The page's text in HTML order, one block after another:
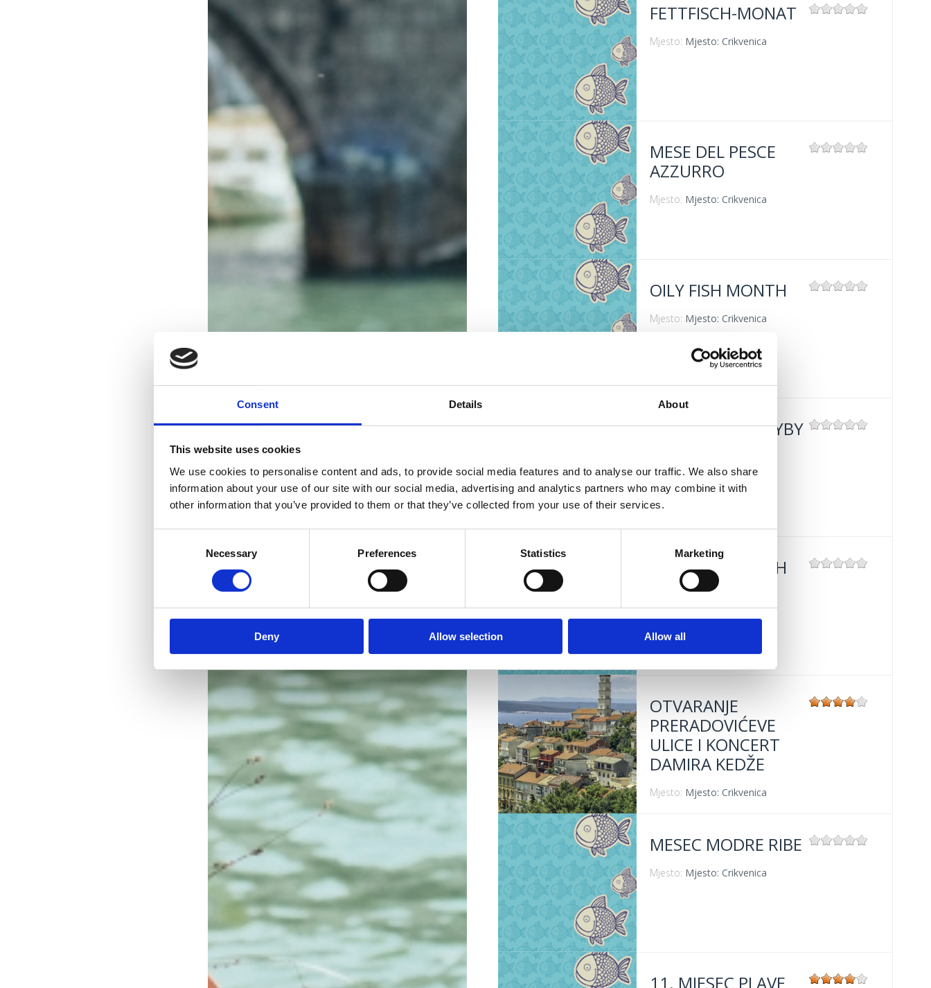
Consent Details About
This website uses cookies
We use cookies to personalise content and ads, to provide social media features and to analyse our traffic. We also share
information about your use of our site with our social media, advertising and analytics partners who may combine it with
other information that you’ve provided to them or that they’ve collected from your use of their services.
Necessary Preferences Statistics Marketing
Deny Allow selection Allow all
FETTFISCH-MONAT
Mjesto: Mjesto: Crikvenica
MESE DEL PESCE
AZZURRO
Mjesto: Mjesto: Crikvenica
OILY FISH MONTH
Mjesto: Mjesto: Crikvenica
VIŠE INFORMACIJA
MĚSÍC MODRÉ RYBY
OILY FISH MONTH
Mjesto: Crikvenica
VIŠE INFORMACIJA
OTVARANJE
PRERADOVIĆEVE
ULICE I KONCERT
DAMIRA KEDŽE
Mjesto: Mjesto: Crikvenica
VIŠE INFORMACIJA
MESEC MODRE RIBE
Mjesto: Mjesto: Crikvenica
11. MJESEC PLAVE